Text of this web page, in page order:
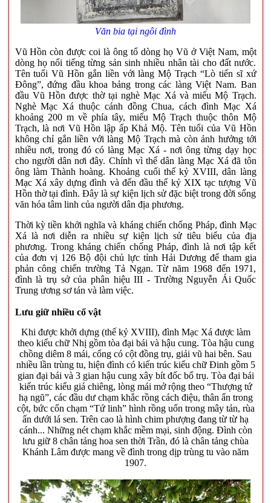
Văn bia tại ngôi đình
Vũ Hồn còn được coi là ông tổ dòng họ Vũ ở Việt Nam, một
dòng họ nổi tiếng từng sản sinh nhiều nhân tài cho đất nước.
Tên tuổi Vũ Hồn gắn liền với làng Mộ Trạch “Lò tiến sĩ xứ
Đông”, đứng đầu khoa bảng trong các làng Việt Nam. Ban
đầu Vũ Hồn được thờ tại nghè Mạc Xá và miếu Mộ Trạch.
Nghè Mạc Xá thuộc cánh đồng Chua, cách đình Mạc Xá
khoảng 200 m về phía tây, miếu Mộ Trạch thuộc thôn Mộ
Trạch, là nơi Vũ Hồn lập ấp Khả Mộ. Tên tuổi của Vũ Hồn
không chỉ gắn liền với làng Mộ Trạch mà còn ảnh hưởng tới
nhiều nơi, trong đó có làng Mạc Xá - nơi ông từng dạy học
cho người dân nơi đây. Chính vì thế dân làng Mạc Xá đã tôn
ông làm Thành hoàng. Khoảng cuối thế kỷ XVIII, dân làng
Mạc Xá xây dựng đình và đến đầu thế kỷ XIX tạc tượng Vũ
Hồn thờ tại đình. Đây là sự kiện lịch sử đặc biệt trong đời sống
văn hóa tâm linh của người dân địa phương.
Thời kỳ tiền khởi nghĩa và kháng chiến chống Pháp, đình Mạc
Xá là nơi diễn ra nhiều sự kiện lịch sử tiêu biểu của địa
phương. Trong kháng chiến chống Pháp, đình là nơi tập kết
của đơn vị 126 Bộ đội chủ lực tỉnh Hải Dương để tham gia
phản công chiến trường Tả Ngạn. Từ năm 1968 đến 1971,
đình là trụ sở của phân hiệu III - Trường Nguyễn Ái Quốc
Trung ương sơ tán và làm việc.
Lưu giữ nhiều cổ vật
Khi được khởi dựng (thế kỷ XVIII), đình Mạc Xá được làm
theo kiểu chữ Nhị gồm tòa đại bái và hậu cung. Tòa hậu cung
chồng diêm 8 mái, cổng có cột đồng trụ, giải vũ hai bên. Sau
nhiều lần trùng tu, hiện đình có kiến trúc kiểu chữ Đinh gồm 5
gian đại bái và 3 gian hậu cung xây bít đốc bổ trụ. Tòa đại bái
kiến trúc kiểu giá chiêng, lòng mái mở rộng theo “Thượng tứ
hạ ngũ”, các đầu dư chạm khắc rồng cách điệu, thân ẩn trong
cột, bức cốn chạm “Tứ linh” hình rồng uốn trong mây tản, rùa
ẩn dưới lá sen. Trên cao là hình chim phượng đang từ từ hạ
cánh... Những nét chạm khắc mềm mại, sinh động. Đình còn
lưu giữ 8 chân tảng hoa sen thời Trần, đó là chân tảng chùa
Khánh Lâm được mang về đình trong dịp trùng tu vào năm
1907.